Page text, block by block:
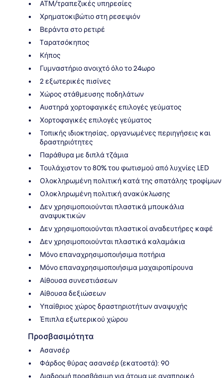
ΑΤΜ/τραπεζικές υπηρεσίες
Χρηματοκιβώτιο στη ρεσεψιόν
Βεράντα στο ρετιρέ
Tαρατσόκηπος
Κήπος
Γυμναστήριο ανοιχτό όλο το 24ωρο
2 εξωτερικές πισίνες
Χώρος στάθμευσης ποδηλάτων
Αυστηρά χορτοφαγικές επιλογές γεύματος
Χορτοφαγικές επιλογές γεύματος
Τοπικής ιδιοκτησίας, οργανωμένες περιηγήσεις και
δραστηριότητες
Παράθυρα με διπλά τζάμια
Τουλάχιστον το 80% του φωτισμού από λυχνίες LED
Ολοκληρωμένη πολιτική κατά της σπατάλης τροφίμων
Ολοκληρωμένη πολιτική ανακύκλωσης
Δεν χρησιμοποιούνται πλαστικά μπουκάλια
αναψυκτικών
Δεν χρησιμοποιούνται πλαστικοί αναδευτήρες καφέ
Δεν χρησιμοποιούνται πλαστικά καλαμάκια
Μόνο επαναχρησιμοποιήσιμα ποτήρια
Μόνο επαναχρησιμοποιήσιμα μαχαιροπίρουνα
Αίθουσα συνεστιάσεων
Αίθουσα δεξιώσεων
Υπαίθριος χώρος δραστηριοτήτων αναψυχής
Έπιπλα εξωτερικού χώρου
Προσβασιμότητα
Ασανσέρ
Φάρδος θύρας ασανσέρ (εκατοστά): 90
Διαδρομή προσβάσιμη για άτομα με αναπηρικό